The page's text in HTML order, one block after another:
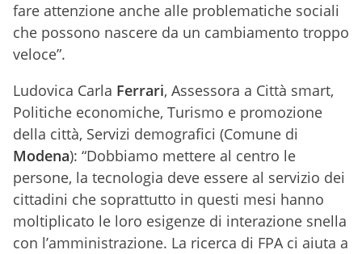
fare attenzione anche alle problematiche sociali
che possono nascere da un cambiamento troppo
veloce”.
Ludovica Carla Ferrari, Assessora a Città smart,
Politiche economiche, Turismo e promozione
della città, Servizi demografici (Comune di
Modena): “Dobbiamo mettere al centro le
persone, la tecnologia deve essere al servizio dei
cittadini che soprattutto in questi mesi hanno
moltiplicato le loro esigenze di interazione snella
con l’amministrazione. La ricerca di FPA ci aiuta a